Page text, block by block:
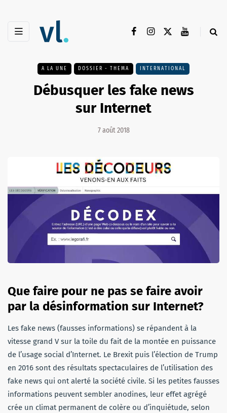
A LA UNE DOSSIER - THEMA INTERNATIONAL
Débusquer les fake news
sur Internet
7 août 2018
Que faire pour ne pas se faire avoir
par la désinformation sur Internet?
Les fake news (fausses informations) se répandent à la
vitesse grand V sur la toile du fait de la montée en puissance
de l’usage social d’Internet. Le Brexit puis l’élection de Trump
en 2016 sont des résultats spectaculaires de l’utilisation des
fake news qui ont alerté la société civile. Si les petites fausses
informations peuvent sembler anodines, leur effet agrégé
crée un climat permanent de colère ou d’inquiétude, selon